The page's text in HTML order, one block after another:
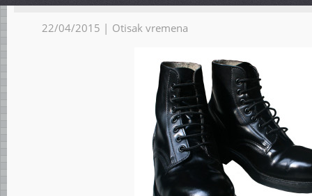
22/04/2015 | Otisak vremena